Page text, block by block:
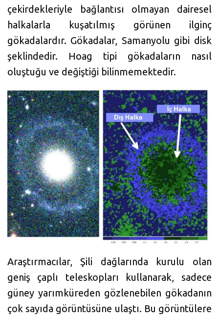
çekirdekleriyle bağlantısı olmayan dairesel
halkalarla kuşatılmış görünen ilginç
gökadalardır. Gökadalar, Samanyolu gibi disk
şeklindedir. Hoag tipi gökadaların nasıl
oluştuğu ve değiştiği bilinmemektedir.
Araştırmacılar, Şili dağlarında kurulu olan
geniş çaplı teleskopları kullanarak, sadece
güney yarımküreden gözlenebilen gökadanın
çok sayıda görüntüsüne ulaştı. Bu görüntülere